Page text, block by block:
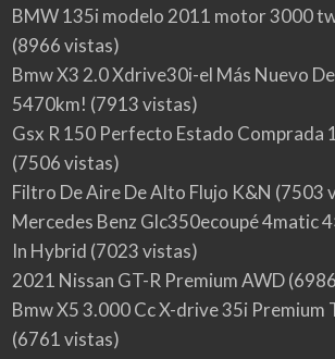
BMW 135i modelo 2011 motor 3000
(8966 vistas)
Bmw X3 2.0 Xdrive30i-el Más Nuevo
5470km! (7913 vistas)
Gsx R 150 Perfecto Estado Comprada
(7506 vistas)
Filtro De Aire De Alto Flujo K&N (7503
Mercedes Benz Glc350ecoupé 4matic
In Hybrid (7023 vistas)
2021 Nissan GT-R Premium AWD
Bmw X5 3.000 Cc X-drive 35i Premium
(6761 vistas)